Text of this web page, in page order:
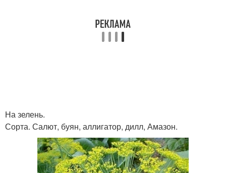
На зелень.
Сорта. Салют, буян, аллигатор, дилл, Амазон.